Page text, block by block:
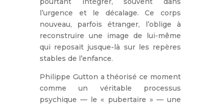
l’urgence et le décalage. Ce corps
nouveau, parfois étranger, l’oblige à
reconstruire une image de lui-même
qui reposait jusque-là sur les repères
stables de l’enfance.
Philippe Gutton a théorisé ce moment
comme un véritable processus
psychique — le « pubertaire » — une